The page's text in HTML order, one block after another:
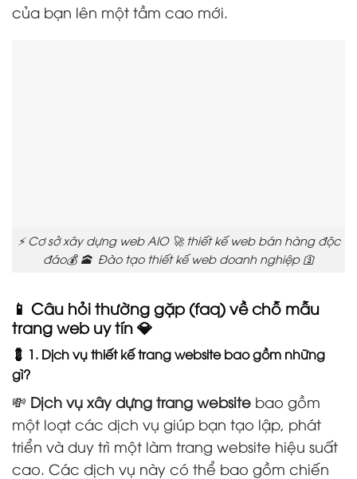
của bạn lên một tầm cao mới.
⚡ Cơ sở xây dựng web AIO 🚀 thiết kế web bán hàng độc
đáo💰 🕋 Đào tạo thiết kế web doanh nghiệp 🛐
📱 Câu hỏi thường gặp (faq) về chỗ mẫu
trang web uy tín 💎
💈 1. Dịch vụ thiết kế trang website bao gồm những
gì?
💸 Dịch vụ xây dựng trang website bao gồm
một loạt các dịch vụ giúp bạn tạo lập, phát
triển và duy trì một làm trang website hiệu suất
cao. Các dịch vụ này có thể bao gồm chiến